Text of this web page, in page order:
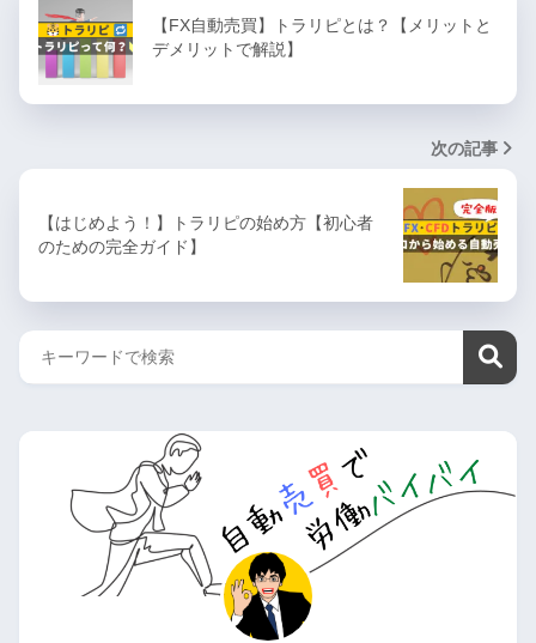
【FX自動売買】トラリピとは？【メリットと
デメリットで解説】
次の記事
【はじめよう！】トラリピの始め方【初心者
のための完全ガイド】